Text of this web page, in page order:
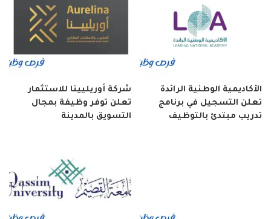
الأكاديمية الوطنية الرائدة
تعلن التسجيل في برنامج
تدريب مبتدئ بالتوظيف
شركة أوريليينا للاستثمار
تعلن توفر وظيفة بمجال
التسويق بالمدينة